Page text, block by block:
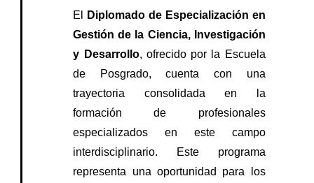
El
Diplomado de Especialización en
Gestión de la Ciencia, Investigación
y Desarrollo, ofrecido por la Escuela
de Posgrado, cuenta con una
trayectoria consolidada en la
formación de profesionales
especializados en este campo
interdisciplinario. Este programa
representa una oportunidad para los